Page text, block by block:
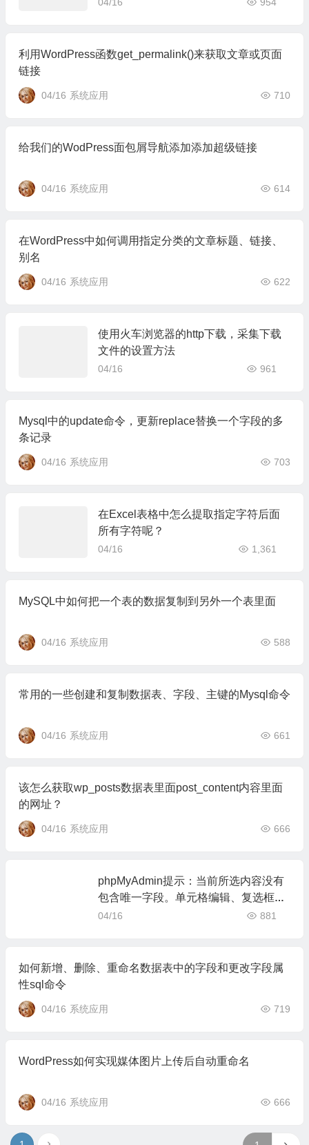
利用WordPress函数get_permalink()来获取文章或页面
链接
04/16 系统应用 710
给我们的WodPress面包屑导航添加添加超级链接
04/16 系统应用 614
在WordPress中如何调用指定分类的文章标题、链接、
别名
04/16 系统应用 622
使用火车浏览器的http下载，采集下载
文件的设置方法
04/16 961
Mysql中的update命令，更新replace替换一个字段的多
条记录
04/16 系统应用 703
在Excel表格中怎么提取指定字符后面
所有字符呢？
04/16 1,361
MySQL中如何把一个表的数据复制到另外一个表里面
04/16 系统应用 588
常用的一些创建和复制数据表、字段、主键的Mysql命令
04/16 系统应用 661
该怎么获取wp_posts数据表里面post_content内容里面
的网址？
04/16 系统应用 666
phpMyAdmin提示：当前所选内容没有
包含唯一字段。单元格编辑、复选框、
编辑、复制和删除无法正常使用
04/16 881
如何新增、删除、重命名数据表中的字段和更改字段属
性sql命令
04/16 系统应用 719
WordPress如何实现媒体图片上传后自动重命名
04/16 系统应用 666